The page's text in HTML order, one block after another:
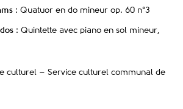
: Quatuor en do mineur op. 60 n°3
: Quintette avec piano en sol mineur,
culturel – Service culturel communal de